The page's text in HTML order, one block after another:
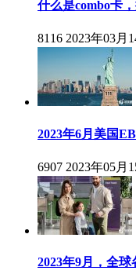
什么是combo卡
8116 2023年03月
2023年6月美国
6907 2023年05月
2023年9月，全